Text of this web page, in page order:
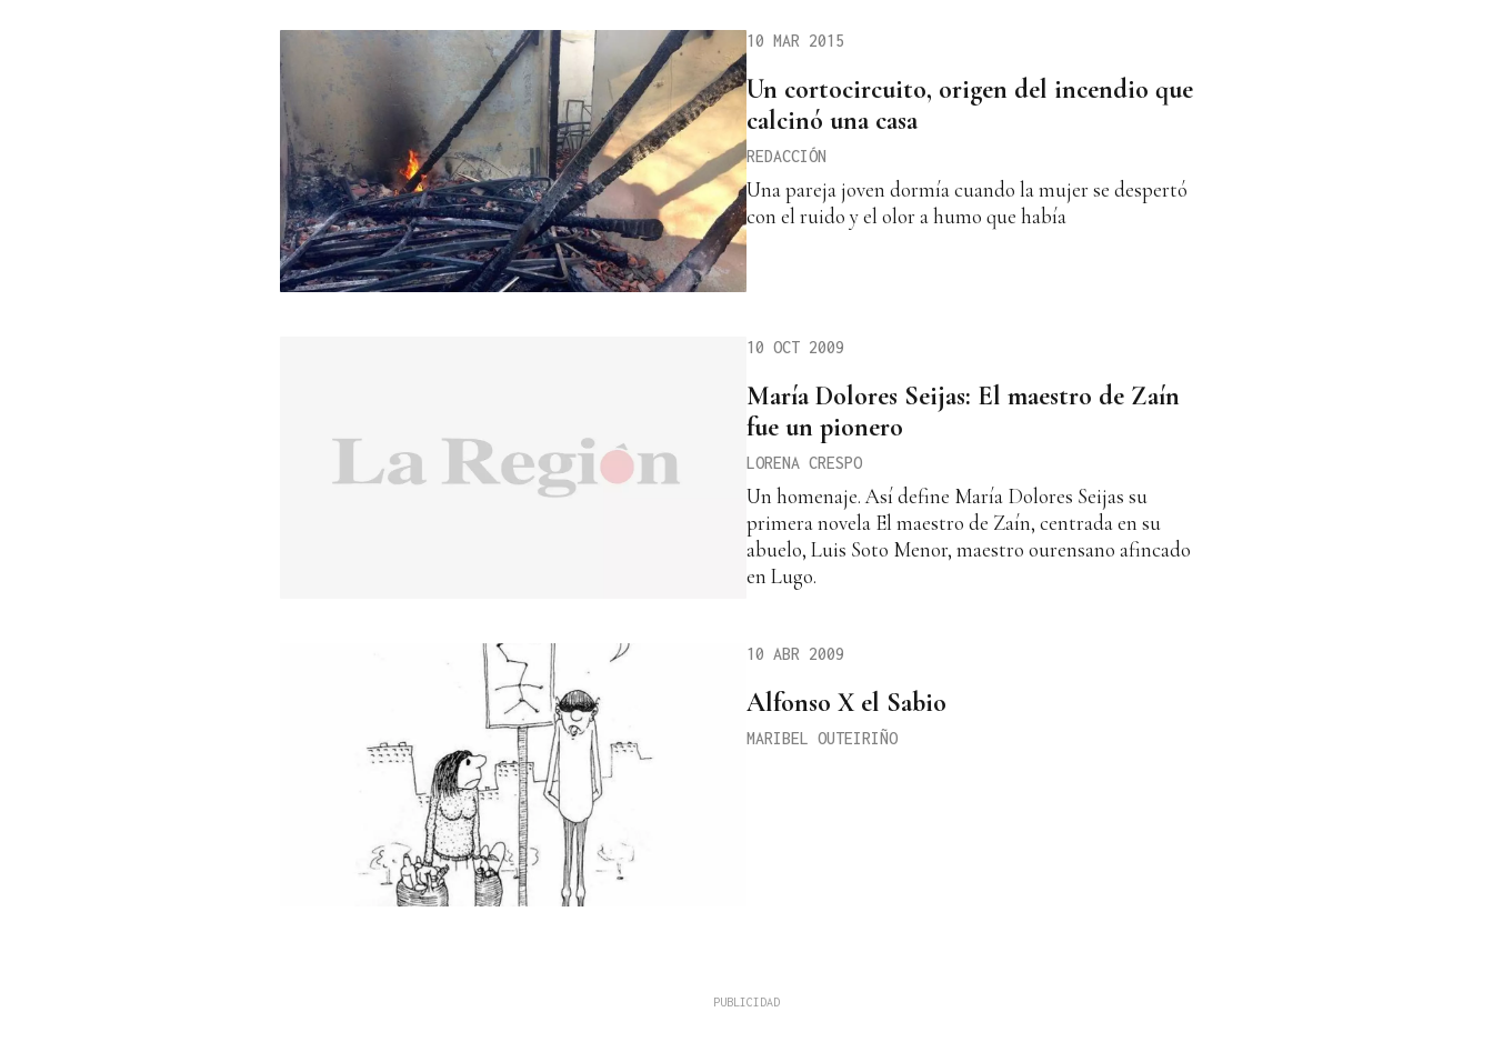
10 MAR 2015
Un cortocircuito, origen del incendio que
calcinó una casa
REDACCIÓN
Una pareja joven dormía cuando la mujer se despertó
con el ruido y el olor a humo que había
10 OCT 2009
María Dolores Seijas: El maestro de Zaín
fue un pionero
LORENA CRESPO
Un homenaje. Así define María Dolores Seijas su
primera novela El maestro de Zaín, centrada en su
abuelo, Luis Soto Menor, maestro ourensano afincado
en Lugo.
10 ABR 2009
Alfonso X el Sabio
MARIBEL OUTEIRIÑO